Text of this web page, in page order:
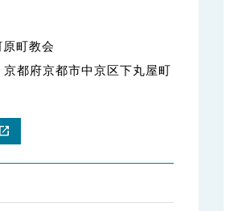
町教会
都府京都市中京区下丸屋町